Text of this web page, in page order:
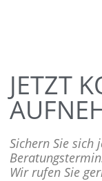
JETZT
Sichern Sie sich
Wir rufen Sie